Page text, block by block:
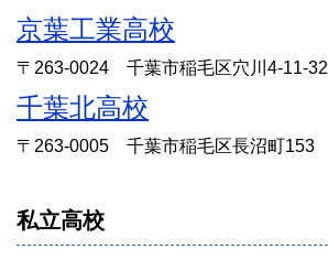
京葉工業高校
〒263-0024 千葉市稲毛区穴川4-11-32
千葉北高校
〒263-0005 千葉市稲毛区長沼町153
私立高校